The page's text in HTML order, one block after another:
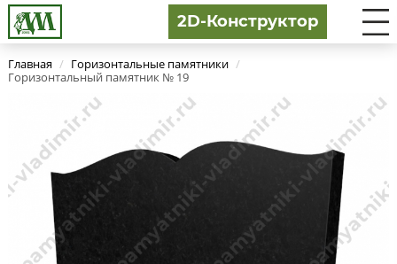
2D-Конструктор
Главная / Горизонтальные памятники /
Горизонтальный памятник № 19